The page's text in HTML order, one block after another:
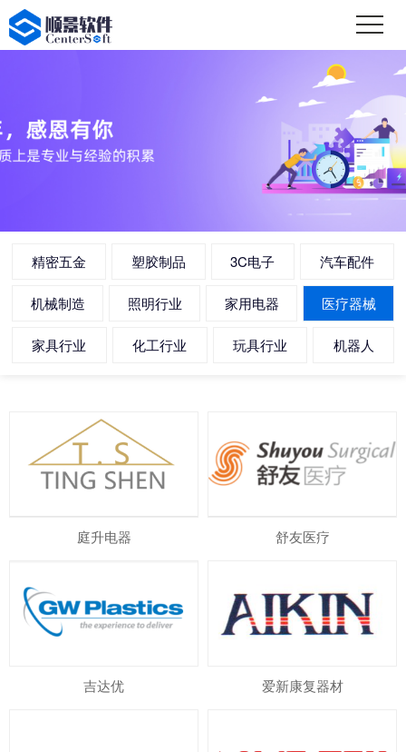
精密五金 塑胶制品 3C电子 汽车配件
机械制造 照明行业 家用电器 医疗器械
家具行业 化工行业 玩具行业 机器人
庭升电器 舒友医疗
吉达优 爱新康复器材